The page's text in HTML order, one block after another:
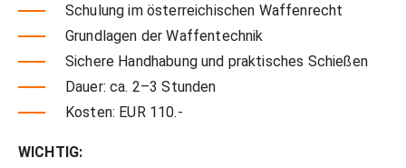
Management
Faustfeuerwaffen
Kurse: IPSC
Schulung im österreichischen Waffenrecht
Grundlagen der Waffentechnik
Sichere Handhabung und praktisches Schießen
Dauer: ca. 2–3 Stunden
Kosten: EUR 110.-
WICHTIG: